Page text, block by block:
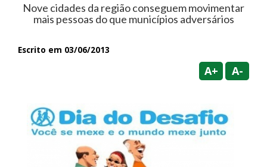
Nove cidades da região conseguem movimentar
mais pessoas do que municípios adversários
Escrito em 03/06/2013
A+ A-